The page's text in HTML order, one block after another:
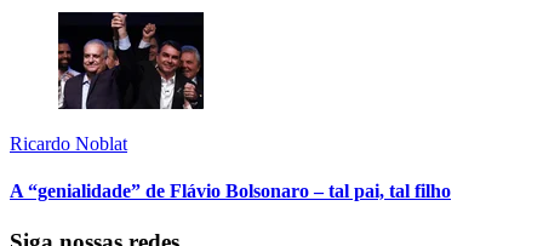
Ricardo Noblat
A “genialidade” de Flávio Bolsonaro – tal pai, tal filho